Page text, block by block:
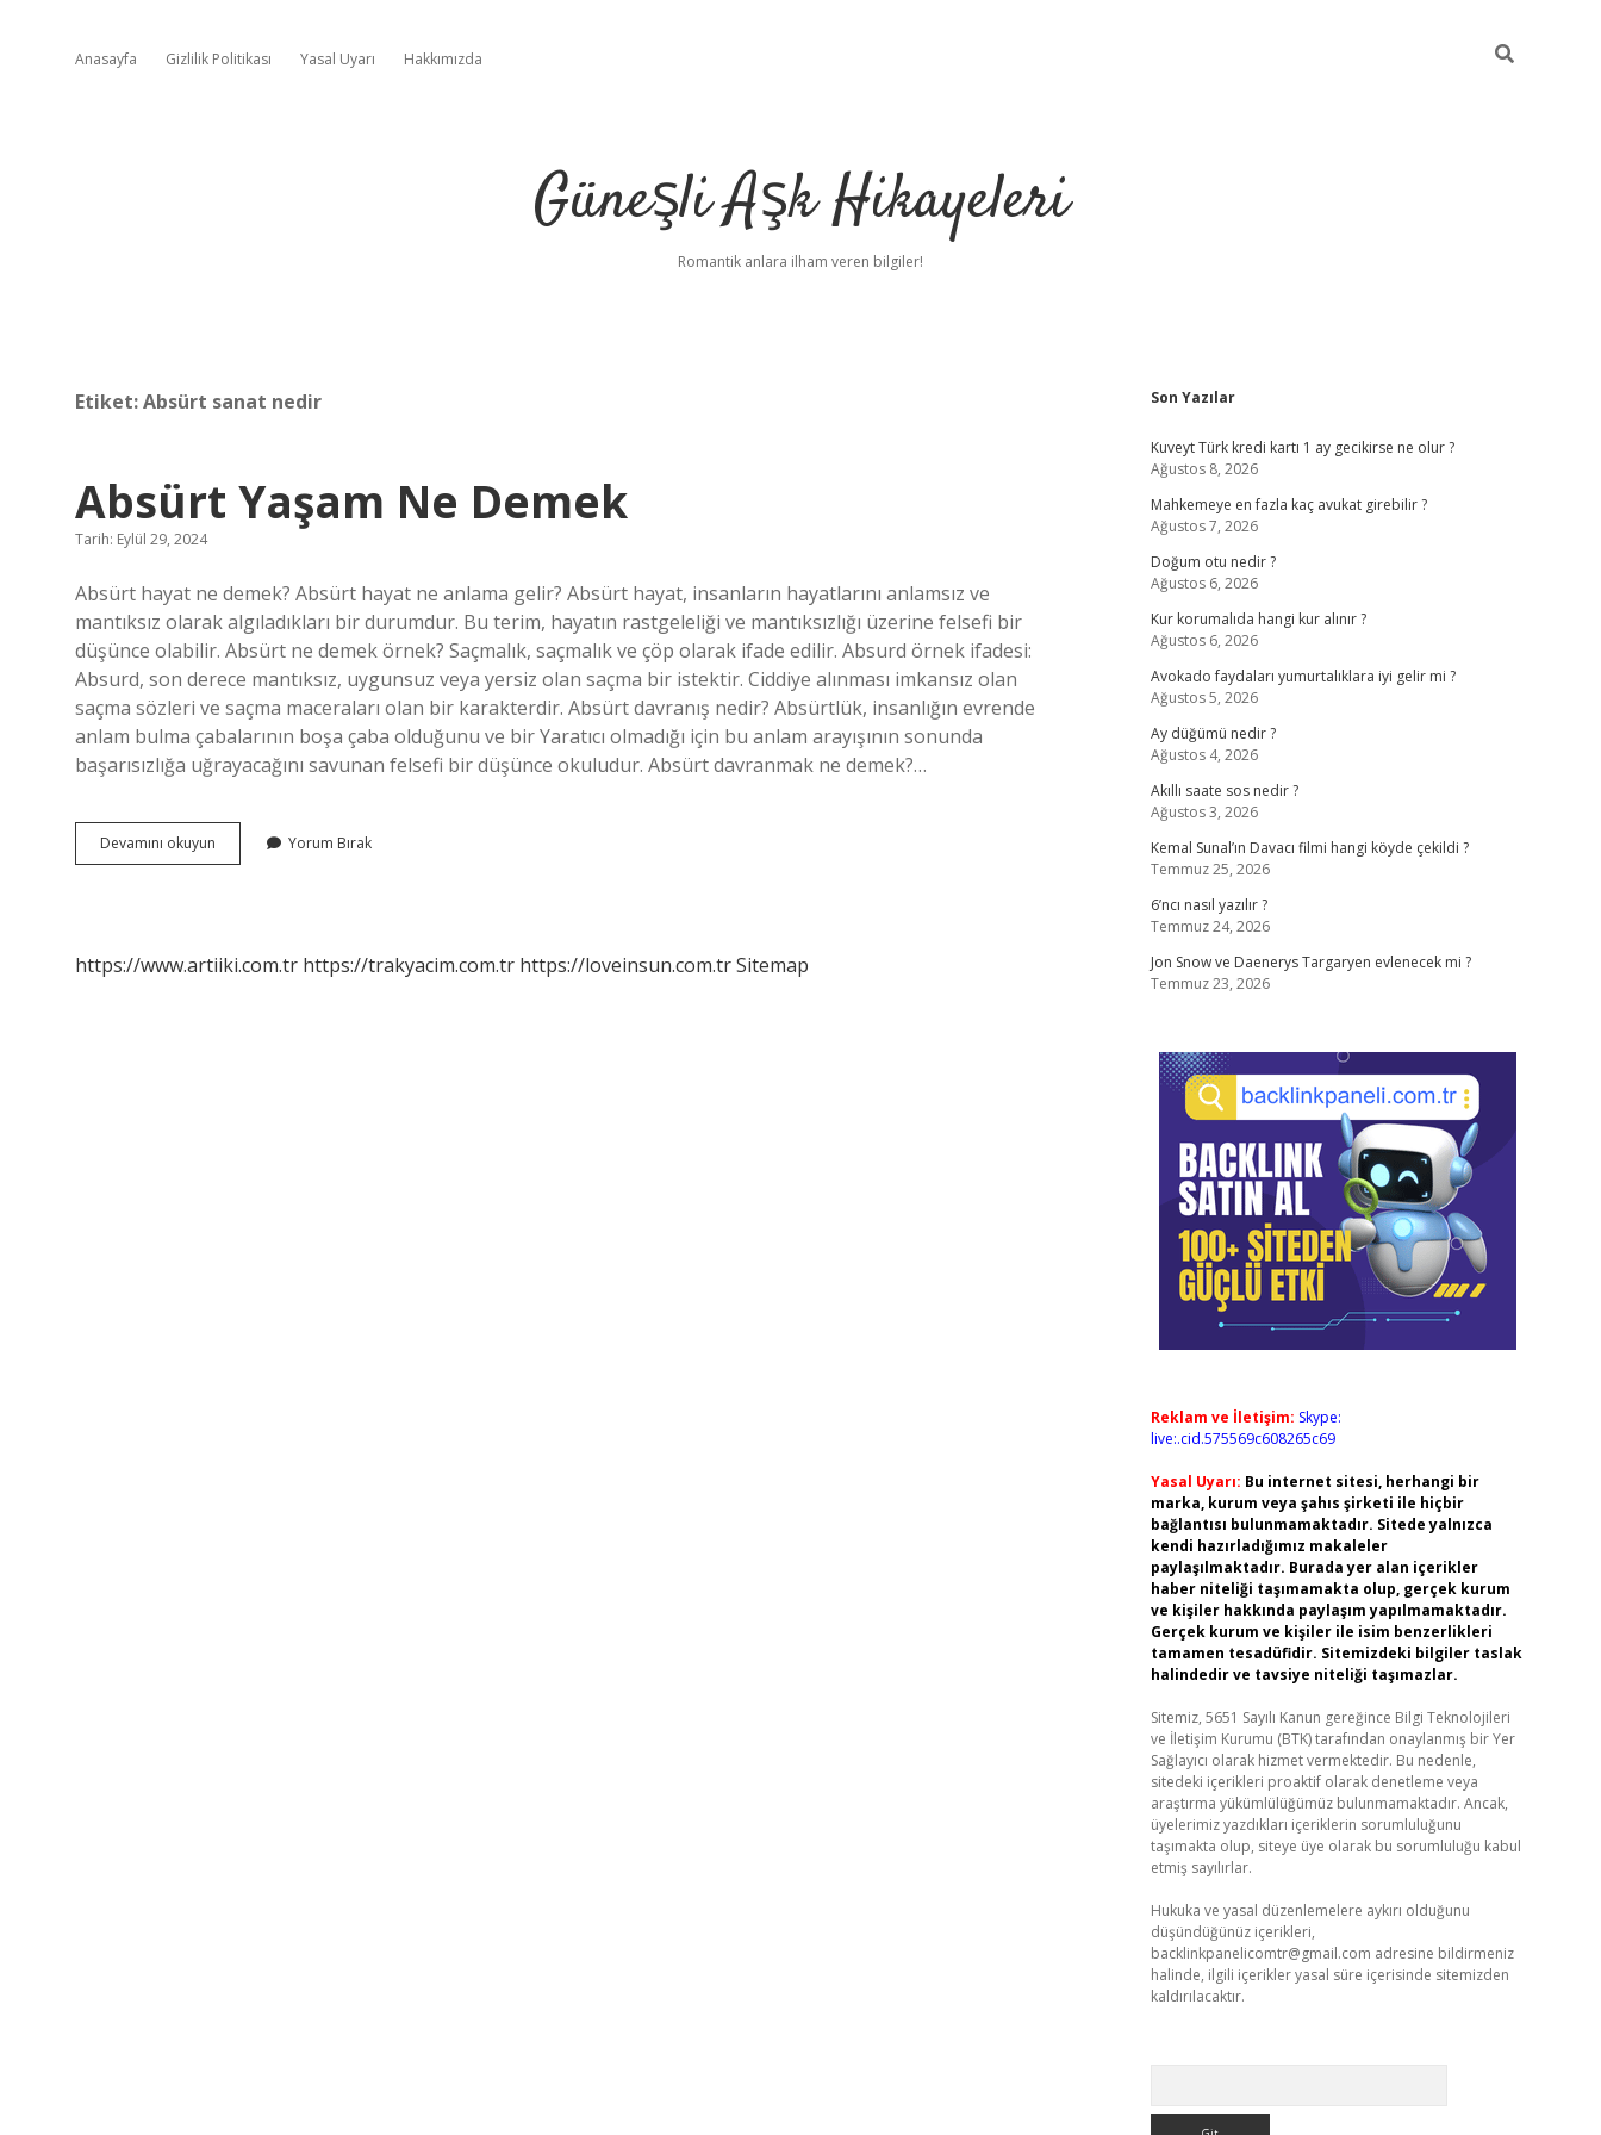
Anasayfa Gizlilik Politikası Yasal Uyarı Hakkımızda
Güneşli Aşk Hikayeleri
Romantik anlara ilham veren bilgiler!
Etiket:Absürt sanat nedir
Absürt Yaşam Ne Demek
Tarih: Eylül 29, 2024
Absürt hayat ne demek? Absürt hayat ne anlama gelir? Absürt hayat, insanların hayatlarını anlamsız ve
mantıksız olarak algıladıkları bir durumdur. Bu terim, hayatın rastgeleliği ve mantıksızlığı üzerine felsefi bir
düşünce olabilir. Absürt ne demek örnek? Saçmalık, saçmalık ve çöp olarak ifade edilir. Absurd örnek ifadesi:
Absurd, son derece mantıksız, uygunsuz veya yersiz olan saçma bir istektir. Ciddiye alınması imkansız olan
saçma sözleri ve saçma maceraları olan bir karakterdir. Absürt davranış nedir? Absürtlük, insanlığın evrende
anlam bulma çabalarının boşa çaba olduğunu ve bir Yaratıcı olmadığı için bu anlam arayışının sonunda
başarısızlığa uğrayacağını savunan felsefi bir düşünce okuludur. Absürt davranmak ne demek?…
Devamını okuyun
Yaşam
Yorum Bırak
https://www.artiiki.com.tr https://trakyacim.com.tr https://loveinsun.com.trSitemap
Sidebar
Son Yazılar
Kuveyt Türk kredi kartı 1 ay gecikirse ne olur ?
Ağustos 8, 2026
Mahkemeye en fazla kaç avukat girebilir ?
Ağustos 7, 2026
Doğum otu nedir ?
Ağustos 6, 2026
Kur korumalıda hangi kur alınır ?
Ağustos 6, 2026
Avokado faydaları yumurtalıklara iyi gelir mi ?
Ağustos 5, 2026
Ay düğümü nedir ?
Ağustos 4, 2026
Akıllı saate sos nedir ?
Ağustos 3, 2026
Kemal Sunal’ın Davacı filmi hangi köyde çekildi ?
Temmuz 25, 2026
6’ncı nasıl yazılır ?
Temmuz 24, 2026
Jon Snow ve Daenerys Targaryen evlenecek mi ?
Temmuz 23, 2026
Reklam ve İletişim: Skype:
live:.cid.575569c608265c69
Yasal Uyarı: Bu internet sitesi, herhangi bir
marka, kurum veya şahıs şirketi ile hiçbir
bağlantısı bulunmamaktadır. Sitede yalnızca
kendi hazırladığımız makaleler
paylaşılmaktadır. Burada yer alan içerikler
haber niteliği taşımamakta olup, gerçek kurum
ve kişiler hakkında paylaşım yapılmamaktadır.
Gerçek kurum ve kişiler ile isim benzerlikleri
tamamen tesadüfidir. Sitemizdeki bilgiler taslak
halindedir ve tavsiye niteliği taşımazlar.
Sitemiz, 5651 Sayılı Kanun gereğince Bilgi Teknolojileri
ve İletişim Kurumu (BTK) tarafından onaylanmış bir Yer
Sağlayıcı olarak hizmet vermektedir. Bu nedenle,
sitedeki içerikleri proaktif olarak denetleme veya
araştırma yükümlülüğümüz bulunmamaktadır. Ancak,
üyelerimiz yazdıkları içeriklerin sorumluluğunu
taşımakta olup, siteye üye olarak bu sorumluluğu kabul
etmiş sayılırlar.
Hukuka ve yasal düzenlemelere aykırı olduğunu
düşündüğünüz içerikleri,
backlinkpanelicomtr@gmail.com adresine bildirmeniz
halinde, ilgili içerikler yasal süre içerisinde sitemizden
kaldırılacaktır.